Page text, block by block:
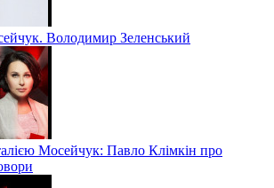
Володимир Зеленський
Мосейчук: Павло Клімкін про